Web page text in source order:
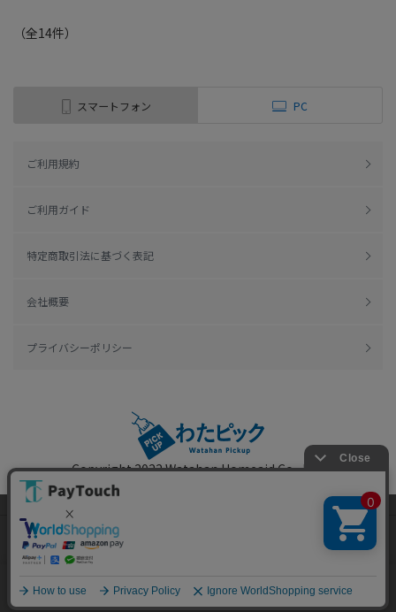
（全14件）
スマートフォン PC
ご利用規約
ご利用ガイド
特定商取引法に基づく表記
会社概要
プライバシーポリシー
Copyright 2022Watahan Homeaid Co., Ltd.
Powered by Watahan Partners Co., Ltd.
当ウェブサイトでは、お客様により良いサービス
をご提供するため、クッキーを利用しています。
サイト利用を継続することにより、クッキーの使
細はこちら」をご覧ください。
同意する